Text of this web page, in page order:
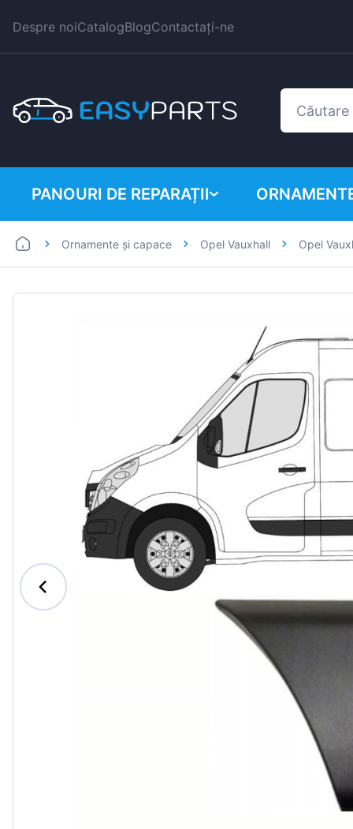
Despre noiCatalogBlogContactați-ne
PANOURI DE REPARAȚII
Autoutilitare
BMW
Fiat
Ford
Honda
Hyundai
Iveco
Kia
MAN
Mazda
Mercedes-
Opel
Peugeot
Renault
Ornamente și capace Opel Vauxhall Opel